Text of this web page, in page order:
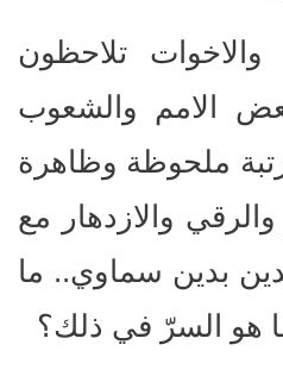
والاخوات تلاحظون
الامم والشعوب
ملحوظة وظاهرة
والازدهار مع
بدين سماوي.. ما
هو السرّ في ذلك؟